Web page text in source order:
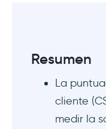
Preguntas
¿Qué es
encuesta
Resumen
La
cliente
medir la